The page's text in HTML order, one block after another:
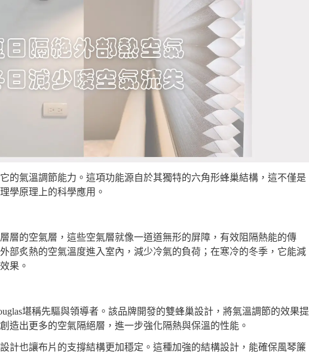
的氣溫調節能力。這項功能源自於其獨特的六角形蜂巢結構，這不僅是
學原理上的科學應用。
層的空氣層，這些空氣層就像一道道無形的屏障，有效阻隔熱能的傳
部炙熱的空氣溫度進入室內，減少冷氣的負荷；在寒冷的冬季，它能減
果。
堪稱先驅與領導者。該品牌開發的雙蜂巢設計，將氣溫調節的效果提
造出更多的空氣隔絕層，進一步強化隔熱與保溫的性能。
計也讓布片的支撐結構更加穩定。這種加強的結構設計，能確保風琴簾